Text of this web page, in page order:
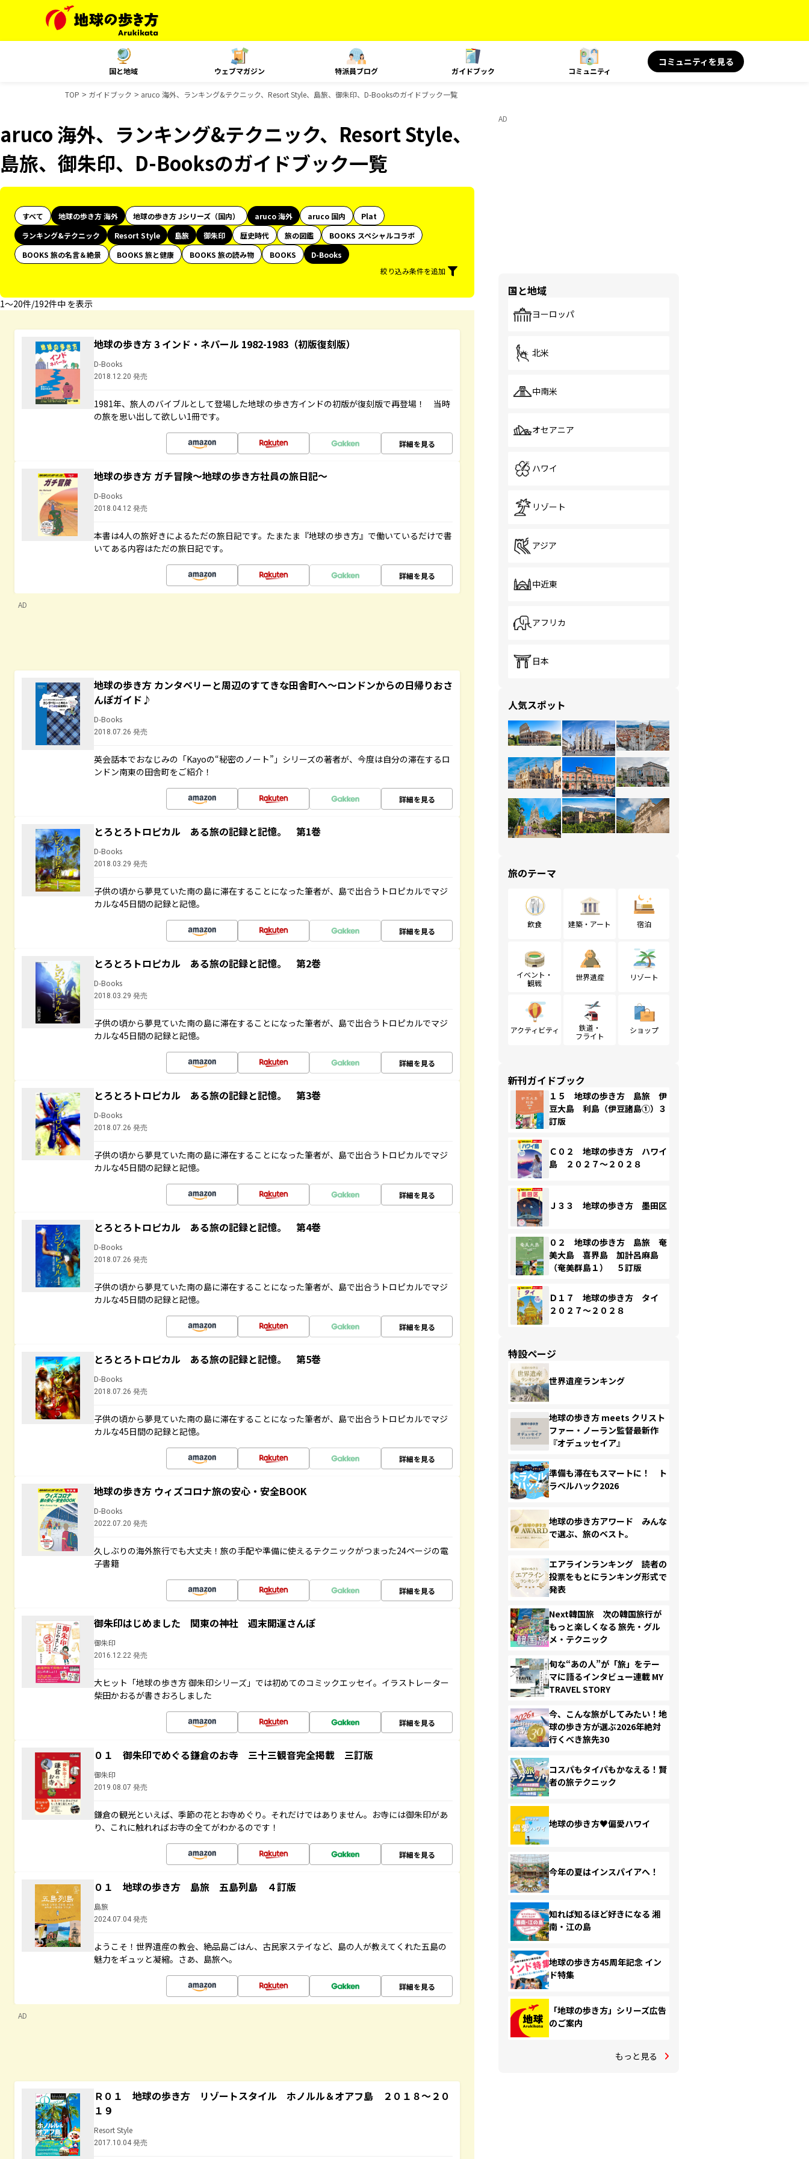
国と地域 ウェブマガジン 特派員ブログ ガイドブック コミュニティ
コミュニティを見る
TOP ガイドブック aruco 海外、ランキング&テクニック、Resort Style、島旅、御朱印、D-Booksのガイドブック一覧
aruco 海外、ランキング&テクニック、Resort Style、
島旅、御朱印、D-Booksのガイドブック一覧
すべて 地球の歩き方 海外 地球の歩き方 Jシリーズ（国内） aruco 海外 aruco 国内
Plat
ランキング&テクニック
Resort Style 島旅 御朱印 歴史時代 旅の図鑑
BOOKS スペシャルコラボ
BOOKS 旅の名言＆絶景
BOOKS 旅と健康 BOOKS 旅の読み物 BOOKS
D-Books
絞り込み条件を追加
1〜20件/192件中 を表示
地球の歩き方 3 インド・ネパール 1982-1983（初版復刻版）
D-Books
2018.12.20 発売
1981年、旅人のバイブルとして登場した地球の歩き方インドの初版が復刻版で再登場！ 当時
の旅を思い出して欲しい1冊です。
詳細を見る
地球の歩き方 ガチ冒険～地球の歩き方社員の旅日記～
D-Books
2018.04.12 発売
本書は4人の旅好きによるただの旅日記です。たまたま『地球の歩き方』で働いているだけで書
いてある内容はただの旅日記です。
詳細を見る
AD
地球の歩き方 カンタベリーと周辺のすてきな田舎町へ～ロンドンからの日帰りおさ
んぽガイド♪
D-Books
2018.07.26 発売
英会話本でおなじみの「Kayoの“秘密のノート”」シリーズの著者が、今度は自分の滞在するロ
ンドン南東の田舎町をご紹介！
詳細を見る
とろとろトロピカル ある旅の記録と記憶。 第1巻
D-Books
2018.03.29 発売
子供の頃から夢見ていた南の島に滞在することになった筆者が、島で出合うトロピカルでマジ
カルな45日間の記録と記憶。
詳細を見る
とろとろトロピカル ある旅の記録と記憶。 第2巻
D-Books
2018.03.29 発売
子供の頃から夢見ていた南の島に滞在することになった筆者が、島で出合うトロピカルでマジ
カルな45日間の記録と記憶。
詳細を見る
とろとろトロピカル ある旅の記録と記憶。 第3巻
D-Books
2018.07.26 発売
子供の頃から夢見ていた南の島に滞在することになった筆者が、島で出合うトロピカルでマジ
カルな45日間の記録と記憶。
詳細を見る
とろとろトロピカル ある旅の記録と記憶。 第4巻
D-Books
2018.07.26 発売
子供の頃から夢見ていた南の島に滞在することになった筆者が、島で出合うトロピカルでマジ
カルな45日間の記録と記憶。
詳細を見る
とろとろトロピカル ある旅の記録と記憶。 第5巻
D-Books
2018.07.26 発売
子供の頃から夢見ていた南の島に滞在することになった筆者が、島で出合うトロピカルでマジ
カルな45日間の記録と記憶。
詳細を見る
地球の歩き方 ウィズコロナ旅の安心・安全BOOK
D-Books
2022.07.20 発売
久しぶりの海外旅行でも大丈夫！旅の手配や準備に使えるテクニックがつまった24ページの電
子書籍
詳細を見る
御朱印はじめました 関東の神社 週末開運さんぽ
御朱印
2016.12.22 発売
大ヒット「地球の歩き方 御朱印シリーズ」では初めてのコミックエッセイ。イラストレーター
柴田かおるが書きおろしました
詳細を見る
０１ 御朱印でめぐる鎌倉のお寺 三十三観音完全掲載 三訂版
御朱印
2019.08.07 発売
鎌倉の観光といえば、季節の花とお寺めぐり。それだけではありません。お寺には御朱印があ
り、これに触れればお寺の全てがわかるのです！
詳細を見る
０１ 地球の歩き方 島旅 五島列島 ４訂版
島旅
2024.07.04 発売
ようこそ！世界遺産の教会、絶品島ごはん、古民家ステイなど、島の人が教えてくれた五島の
魅力をギュッと凝縮。さあ、島旅へ。
詳細を見る
AD
Ｒ０１ 地球の歩き方 リゾートスタイル ホノルル＆オアフ島 ２０１８～２０
１９
Resort Style
2017.10.04 発売
AD
国と地域
ヨーロッパ
北米
中南米
オセアニア
ハワイ
リゾート
アジア
中近東
アフリカ
日本
人気スポット
旅のテーマ
飲食 建築・アート 宿泊
イベント・
観戦
世界遺産 リゾート
アクティビティ
鉄道・
フライト
ショップ
新刊ガイドブック
１５ 地球の歩き方 島旅 伊
豆大島 利島（伊豆諸島①）３
訂版
Ｃ０２ 地球の歩き方 ハワイ
島 ２０２７～２０２８
Ｊ３３ 地球の歩き方 墨田区
０２ 地球の歩き方 島旅 奄
美大島 喜界島 加計呂麻島
（奄美群島１） ５訂版
Ｄ１７ 地球の歩き方 タイ
２０２７～２０２８
特設ページ
世界遺産ランキング
地球の歩き方 meets クリスト
ファー・ノーラン監督最新作
『オデュッセイア』
準備も滞在もスマートに！ ト
ラベルハック2026
地球の歩き方アワード みんな
で選ぶ、旅のベスト。
エアラインランキング 読者の
投票をもとにランキング形式で
発表
Next韓国旅 次の韓国旅行が
もっと楽しくなる 旅先・グル
メ・テクニック
旬な“あの人”が「旅」をテー
マに語るインタビュー連載 MY
TRAVEL STORY
今、こんな旅がしてみたい！地
球の歩き方が選ぶ2026年絶対
行くべき旅先30
コスパもタイパもかなえる！賢
者の旅テクニック
地球の歩き方♥偏愛ハワイ
今年の夏はインスパイアへ！
知れば知るほど好きになる 湘
南・江の島
地球の歩き方45周年記念 イン
ド特集
「地球の歩き方」シリーズ広告
のご案内
もっと見る